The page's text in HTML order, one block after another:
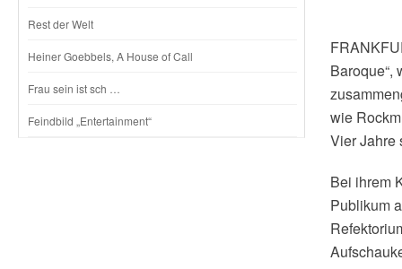
Rest der Welt
Heiner Goebbels, A House of Call
Frau sein ist sch …
Feindbild „Entertainment“
Baroque“,
wie
Vier Jahre
Bei ihrem
Publikum